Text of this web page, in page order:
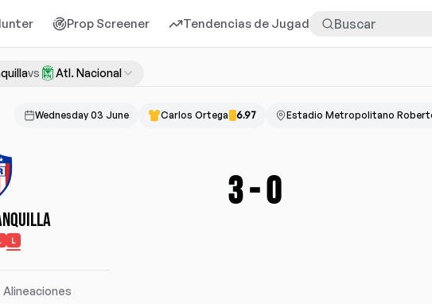
Prop Screener Tendencias de Jugadores Más
vs Atl. Nacional
Wednesday 03 June Carlos Ortega 6.97 Estadio Metropolitano
L
3-0
Alineaciones